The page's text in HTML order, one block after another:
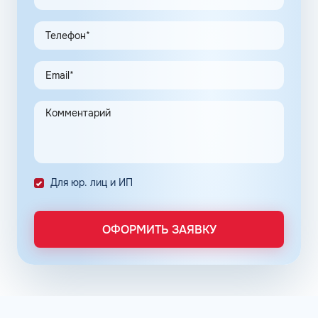
Экономия и качество сервиса, предоставляемого для
клиентов в рамках данной программы, привлекают
предпринимателей. Заправочные карты для ИП
значительно упрощают выполнение задач в области
транспортной логистики.
Автоматизация процессов транспортной логистики
помогает упростить работу сотрудников, сократить
количество поставленных задач и трудозатрат на их
Снизить расходы на топливо помогает контроль
расходов, который осуществляется в упрощенном
Систематизация и сбор информации в одном месте о
расходах водителей на заправках поможет выявить
недобросовестных сотрудников. Использование средств
компании в собственных интересах легко выявить, если
Для юр. лиц и ИП
ОФОРМИТЬ ЗАЯВКУ